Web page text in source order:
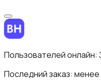
Пользователей онлайн:
Последний заказ: менее